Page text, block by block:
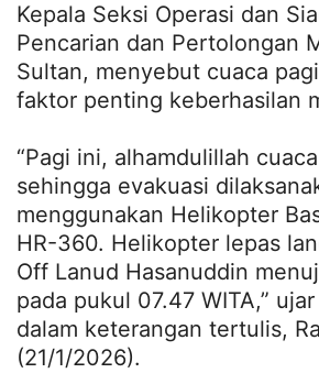
Kepala Seksi Operasi dan
Pencarian dan Pertolongan
Sultan, menyebut cuaca
faktor penting keberhasilan
“Pagi ini, alhamdulillah
sehingga evakuasi
menggunakan Helikopter
HR-360. Helikopter lepas
Off Lanud Hasanuddin
pada pukul 07.47 WITA,”
dalam keterangan tertulis,
(21/1/2026).